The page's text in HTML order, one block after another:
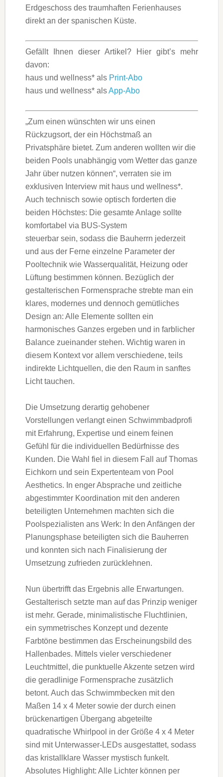
Erdgeschoss des traumhaften Ferienhauses
direkt an der spanischen Küste.
Gefällt Ihnen dieser Artikel? Hier gibt’s mehr
davon:
haus und wellness* als Print-Abo
haus und wellness* alsApp-Abo
„Zum einen wünschten wir uns einen
Rückzugsort, der ein Höchstmaß an
Privatsphäre bietet. Zum anderen wollten wir die
beiden Pools unabhängig vom Wetter das ganze
Jahr über nutzen können“, verraten sie im
exklusiven Interview mit haus und wellness*.
Auch technisch sowie optisch forderten die
beiden Höchstes: Die gesamte Anlage sollte
komfortabel via BUS-System
steuerbar sein, sodass die Bauherrn jederzeit
und aus der Ferne einzelne Parameter der
Pooltechnik wie Wasserqualität, Heizung oder
Lüftung bestimmen können. Bezüglich der
gestalterischen Formensprache strebte man ein
klares, modernes und dennoch gemütliches
Design an: Alle Elemente sollten ein
harmonisches Ganzes ergeben und in farblicher
Balance zueinander stehen. Wichtig waren in
diesem Kontext vor allem verschiedene, teils
indirekte Lichtquellen, die den Raum in sanftes
Licht tauchen.
Die Umsetzung derartig gehobener
Vorstellungen verlangt einen Schwimmbadprofi
mit Erfahrung, Expertise und einem feinen
Gefühl für die individuellen Bedürfnisse des
Kunden. Die Wahl fiel in diesem Fall auf Thomas
Eichkorn und sein Expertenteam von Pool
Aesthetics. In enger Absprache und zeitliche
abgestimmter Koordination mit den anderen
beteiligten Unternehmen machten sich die
Poolspezialisten ans Werk: In den Anfängen der
Planungsphase beteiligten sich die Bauherren
und konnten sich nach Finalisierung der
Umsetzung zufrieden zurücklehnen.
Nun übertrifft das Ergebnis alle Erwartungen.
Gestalterisch setzte man auf das Prinzip weniger
ist mehr. Gerade, minimalistische Fluchtlinien,
ein symmetrisches Konzept und dezente
Farbtöne bestimmen das Erscheinungsbild des
Hallenbades. Mittels vieler verschiedener
Leuchtmittel, die punktuelle Akzente setzen wird
die geradlinige Formensprache zusätzlich
betont. Auch das Schwimmbecken mit den
Maßen 14 x 4 Meter sowie der durch einen
brückenartigen Übergang abgeteilte
quadratische Whirlpool in der Größe 4 x 4 Meter
sind mit Unterwasser-LEDs ausgestattet, sodass
das kristallklare Wasser mystisch funkelt.
Absolutes Highlight: Alle Lichter können per